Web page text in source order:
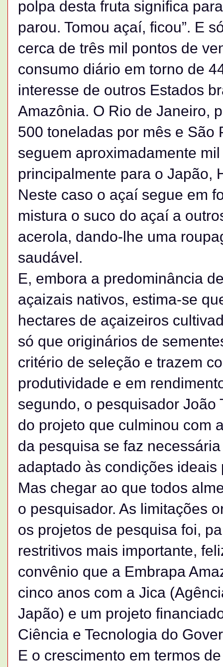
polpa desta fruta significa
parou. Tomou açaí, ficou”. E
cerca de três mil pontos de
consumo diário em torno de
interesse de outros Estados
Amazônia. O Rio de Janeiro,
500 toneladas por mês e São
seguem aproximadamente
principalmente para o Japão,
Neste caso o açaí segue em
mistura o suco do açaí a
acerola, dando-lhe uma
saudável.
E, embora a predominância
açaizais nativos, estima-se
hectares de açaizeiros
só que originários de
critério de seleção e trazem
produtividade e em
segundo, o pesquisador João
do projeto que culminou com
da pesquisa se faz
adaptado às condições
Mas chegar ao que todos
o pesquisador. As limitações
os projetos de pesquisa foi,
restritivos mais importante,
convênio que a Embrapa
cinco anos com a Jica
Japão) e um projeto
Ciência e Tecnologia do
E o crescimento em termos